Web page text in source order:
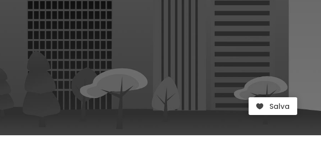
Salva